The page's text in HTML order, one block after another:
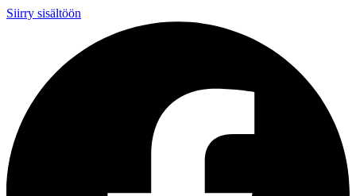
Siirry sisältöön